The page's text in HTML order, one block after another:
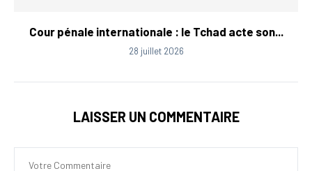
Cour pénale internationale : le Tchad acte son...
28 juillet 2026
LAISSER UN COMMENTAIRE